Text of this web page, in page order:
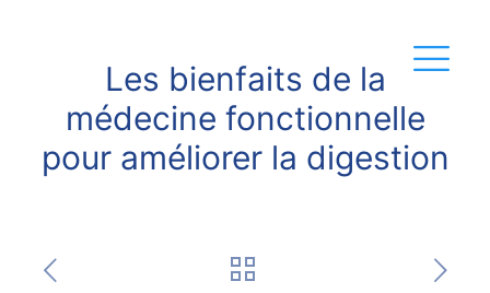
Les bienfaits de la
médecine fonctionnelle
pour améliorer la digestion